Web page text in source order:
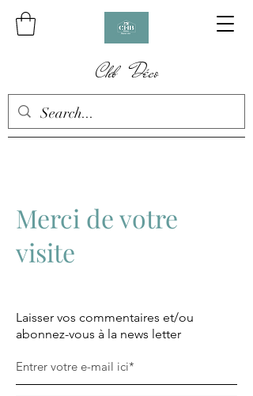
Chb Déco
Merci de votre
visite
Laisser vos commentaires et/ou
abonnez-vous à la news letter